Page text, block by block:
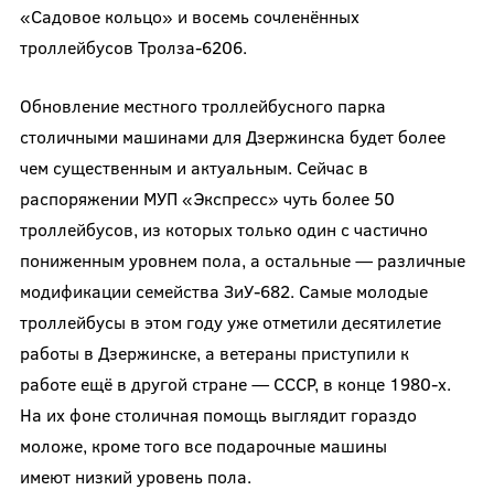
«Садовое кольцо» и восемь сочленённых
троллейбусов Тролза-6206.
Обновление местного троллейбусного парка
столичными машинами для Дзержинска будет более
чем существенным и актуальным. Сейчас в
распоряжении МУП «Экспресс» чуть более 50
троллейбусов, из которых только один с частично
пониженным уровнем пола, а остальные — различные
модификации семейства ЗиУ-682. Самые молодые
троллейбусы в этом году уже отметили десятилетие
работы в Дзержинске, а ветераны приступили к
работе ещё в другой стране — СССР, в конце 1980-х.
На их фоне столичная помощь выглядит гораздо
моложе, кроме того все подарочные машины
имеют низкий уровень пола.